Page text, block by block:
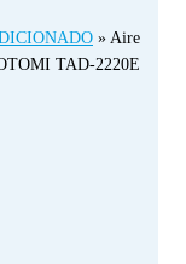
» Aire
TAD-2220E